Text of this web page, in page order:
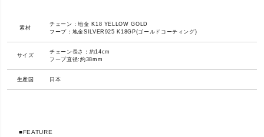
素材
チェーン：地金 K18 YELLOW GOLD
フープ：地金SILVER925 K18GP(ゴールドコーティング)
サイズ
チェーン長さ：約14cm
フープ直径:約38mm
生産国 日本
■FEATURE